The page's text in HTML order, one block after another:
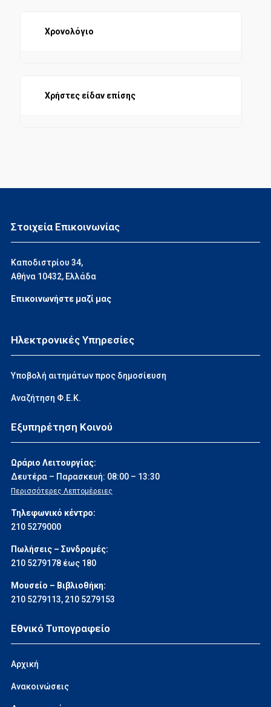
Χρονολόγιο
Χρήστες είδαν επίσης
Στοιχεία Επικοινωνίας
Καποδιστρίου 34,
Αθήνα 10432, Ελλάδα
Επικοινωνήστε μαζί μας
Ηλεκτρονικές Υπηρεσίες
Υποβολή αιτημάτων προς δημοσίευση
Αναζήτηση Φ.Ε.Κ.
Εξυπηρέτηση Κοινού
Ωράριο Λειτουργίας:
Δευτέρα – Παρασκευή: 08:00 – 13:30
Περισσότερες Λεπτομέρειες
Τηλεφωνικό κέντρο:
210 5279000
Πωλήσεις – Συνδρομές:
210 5279178 έως 180
Μουσείο – Βιβλιοθήκη:
210 5279113, 210 5279153
Εθνικό Τυπογραφείο
Αρχική
Ανακοινώσεις